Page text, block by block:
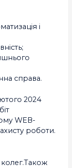
i
справа.
2024
WЕВ-
роботи.